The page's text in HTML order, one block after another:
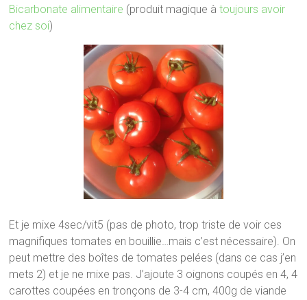
Bicarbonate alimentaire (produit magique àtoujours avoir
chez soi)
Et je mixe 4sec/vit5 (pas de photo, trop triste de voir ces
magnifiques tomates en bouillie…mais c’est nécessaire). On
peut mettre des boîtes de tomates pelées (dans ce cas j’en
mets 2) et je ne mixe pas. J’ajoute 3 oignons coupés en 4, 4
carottes coupées en tronçons de 3-4 cm, 400g de viande